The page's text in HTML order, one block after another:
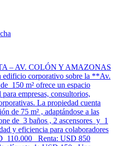
– AV. COLÓN Y AMAZONAS
corporativo sobre la **Av.
150 m² ofrece un espacio
empresas, consultorios,
La propiedad cuenta
de 75 m² , adaptándose a las
de 3 baños , 2 ascensores y 1
y eficiencia para colaboradores
110.000 Renta: USD 850